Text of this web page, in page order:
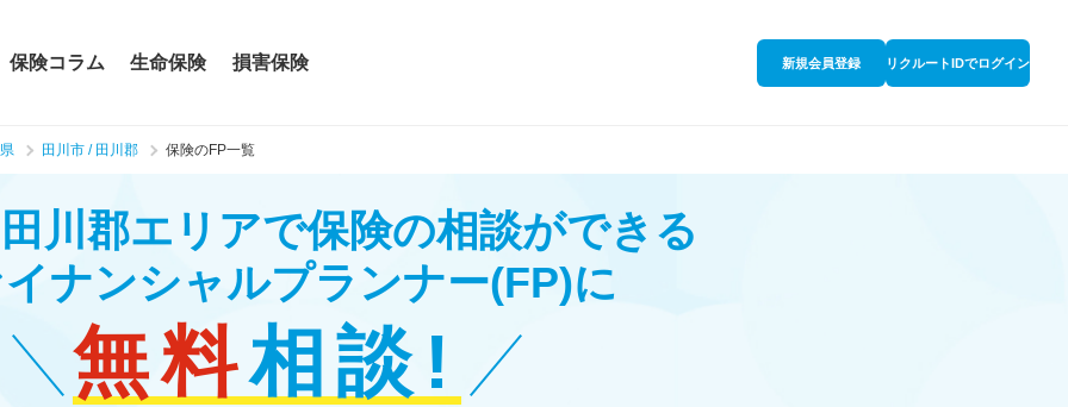
保険コラム 生命保険 損害保険 新規会員登録 リクルートIDでログイン
田川市 / 田川郡 保険のFP一覧
川郡エリアで保険の相談ができる
ナンシャルプランナー(FP)に
無料相談!